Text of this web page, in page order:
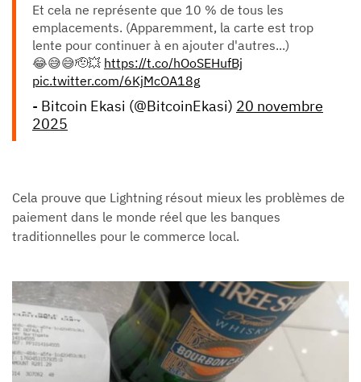
Et cela ne représente que 10 % de tous les
emplacements. (Apparemment, la carte est trop
lente pour continuer à en ajouter d'autres...)
😂😅😅🫡💥 https://t.co/hOoSEHufBj
pic.twitter.com/6KjMcOA18g
- Bitcoin Ekasi (@BitcoinEkasi) 20 novembre
2025
Cela prouve que Lightning résout mieux les problèmes de
paiement dans le monde réel que les banques
traditionnelles pour le commerce local.